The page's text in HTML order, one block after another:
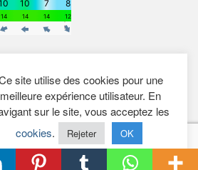
Cookies Confidentialité Plan du site
Contact
Boutique
Mon Compte
site utilise des cookies pour une
meilleure expérience utilisateur. En
sur le site, vous acceptez les
cookies. Rejeter OK